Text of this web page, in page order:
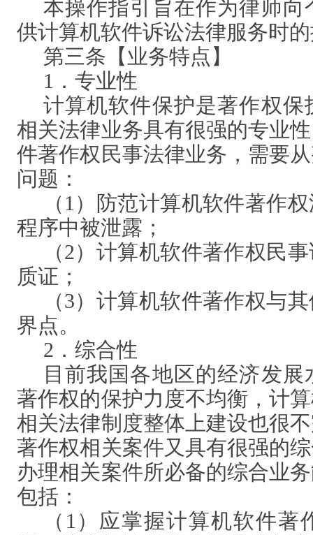
本操作指引旨在作为律师
供计算机软件诉讼法律服务时
第三条【业务特点】
1．专业性
计算机软件保护是著作权
相关法律业务具有很强的专业
件著作权民事法律业务，需要
问题：
（1）防范计算机软件著作
程序中被泄露；
（2）计算机软件著作权民
质证；
（3）计算机软件著作权与
界点。
2．综合性
目前我国各地区的经济发
著作权的保护力度不均衡，计
相关法律制度整体上建设也很
著作权相关案件又具有很强的
办理相关案件所必备的综合业
包括：
（ 1）应掌握计算机软件著